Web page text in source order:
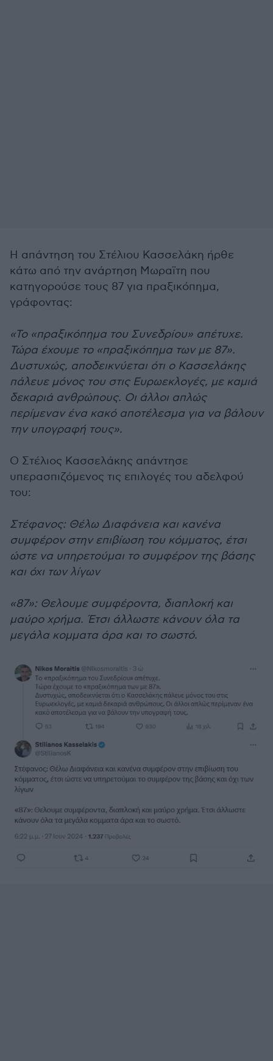
Η απάντηση του Στέλιου Κασσελάκη ήρθε
κάτω από την ανάρτηση Μωραϊτη που
κατηγορούσε τους 87 για πραξικόπημα,
γράφοντας:
«Το «πραξικόπημα του Συνεδρίου» απέτυχε.
Τώρα έχουμε το «πραξικόπημα των με 87».
Δυστυχώς, αποδεικνύεται ότι ο Κασσελάκης
πάλευε μόνος του στις Ευρωεκλογές, με καμιά
δεκαριά ανθρώπους. Οι άλλοι απλώς
περίμεναν ένα κακό αποτέλεσμα για να βάλουν
την υπογραφή τους».
Ο Στέλιος Κασσελάκης απάντησε
υπερασπιζόμενος τις επιλογές του αδελφού
του:
Στέφανος: Θέλω Διαφάνεια και κανένα
συμφέρον στην επιβίωση του κόμματος, έτσι
ώστε να υπηρετούμαι το συμφέρον της βάσης
και όχι των λίγων
«87»: Θελουμε συμφέροντα, διαπλοκή και
μαύρο χρήμα. Έτσι άλλωστε κάνουν όλα τα
μεγάλα κομματα άρα και το σωστό.